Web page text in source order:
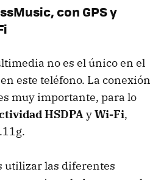
conGPSy
no es el único en el
este teléfono. La conexión
muy importante, para lo
HSDPAyWi-Fi,
utilizar las diferentes